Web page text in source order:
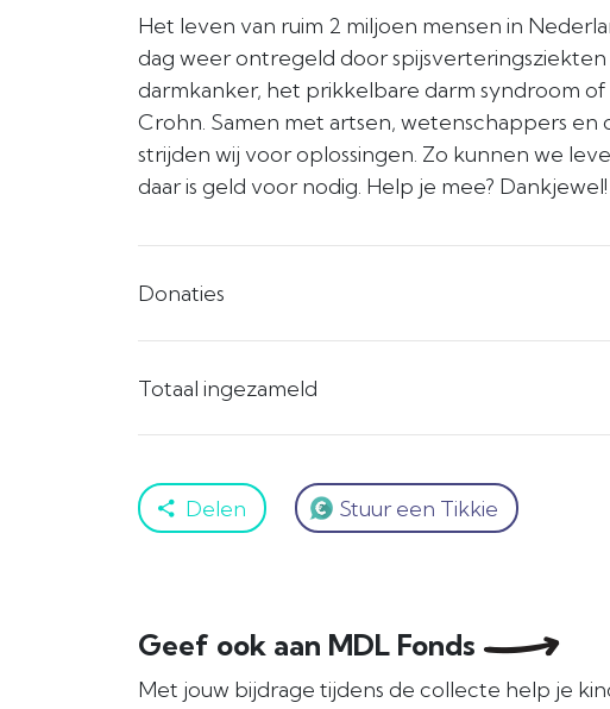
Het leven van ruim 2 miljoen mensen in
dag weer ontregeld door spijsverteringsziekten
darmkanker, het prikkelbare darm syndroom
Crohn. Samen met artsen, wetenschappers en
strijden wij voor oplossingen. Zo kunnen we
daar is geld voor nodig. Help je mee? Dankjewel!
Donaties
Totaal ingezameld
Delen Stuur een Tikkie
Geef ook aan MDL Fonds
Met jouw bijdrage tijdens de collecte help je